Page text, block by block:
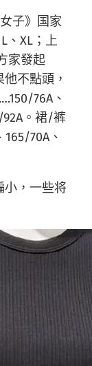
子》国家
、XL；上
家發起
不點頭，
76A、
92A。裙/裤
70A、
小，一些将